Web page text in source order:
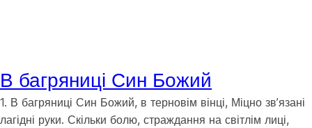
В багряниці Син Божий
1. В багряниці Син Божий, в терновім вінці, Міцно зв’язані
лагідні руки. Скільки болю, страждання на світлім лиці,